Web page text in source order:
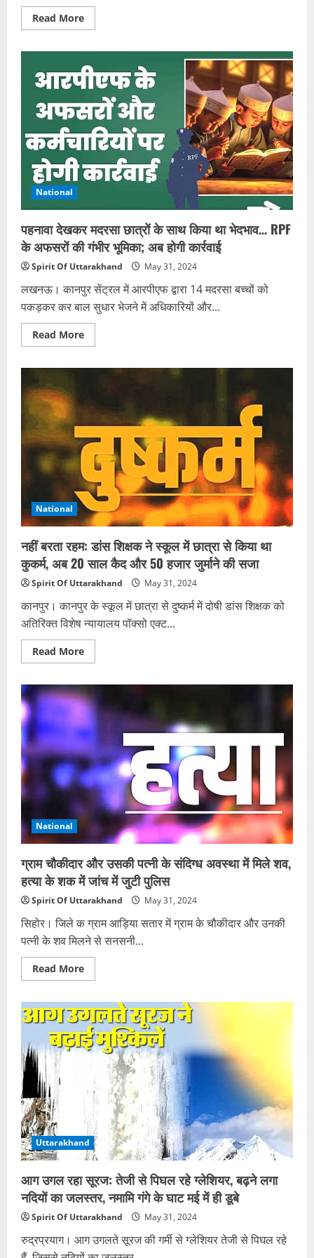
Read MoreRead
more
में
प्रिंट
मीडिया
अस्तित्व
खतरे
National
पहनावा देखकर मदरसा छात्रों के साथ किया था भेदभाव… RPF
के अफसरों की गंभीर भूमिका; अब होगी कार्रवाई
Spirit Of Uttarakhand May 31, 2024
लखनऊ। कानपुर सेंट्रल में आरपीएफ द्वारा 14 मदरसा बच्चों को
पकड़कर कर बाल सुधार भेजने में अधिकारियों और...
Read MoreRead
more
के
साथ
किया
था
भेदभाव…
RPF
अफसरों
की
गंभीर
भूमिका;
अब
होगी
कार्रवाई
National
नहीं बरता रहम: डांस शिक्षक ने स्कूल में छात्रा से किया था
कुकर्म, अब 20 साल कैद और 50 हजार जुर्माने की सजा
Spirit Of Uttarakhand May 31, 2024
कानपुर। कानपुर के स्कूल में छात्रा से दुष्कर्म में दोषी डांस शिक्षक को
अतिरिक्त विशेष न्यायालय पॉक्सो एक्ट...
Read MoreRead
more
बरता
रहम:
डांस
शिक्षक
ने
स्कूल
में
छात्रा
से
किया
था
कुकर्म,
अब
20
साल
और
50
हजार
जुर्माने
की
सजा
National
ग्राम चौकीदार और उसकी पत्नी के संदिग्ध अवस्था में मिले शव,
हत्या के शक में जांच में जुटी पुलिस
Spirit Of Uttarakhand May 31, 2024
सिहोर। जिले क ग्राम आड़िया सतार में ग्राम के चौकीदार और उनकी
पत्नी के शव मिलने से सनसनी...
Read MoreRead
more
चौकीदार
और
उसकी
पत्नी
के
संदिग्ध
अवस्था
मिले
शव,
हत्या
के
शक
में
जांच
में
जुटी
पुलिस
Uttarakhand
आग उगल रहा सूरज: तेजी से पिघल रहे ग्लेशियर, बढ़ने लगा
नदियों का जलस्तर, नमामि गंगे के घाट मई में ही डूबे
Spirit Of Uttarakhand May 31, 2024
रुद्रप्रयाग। आग उगलते सूरज की गर्मी से ग्लेशियर तेजी से पिघल रहे